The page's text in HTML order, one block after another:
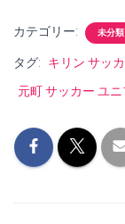
カテゴリー: 未分類
タグ:
キリン サッ
元町 サッカー ユ